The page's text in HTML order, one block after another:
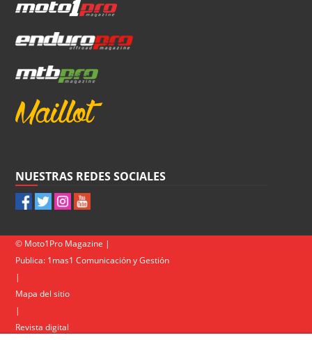
NUESTRAS REDES SOCIALES
© Moto1Pro Magazine |
Publica: 1mas1 Comunicación y Gestión
|
Mapa del sitio
|
Revista digital